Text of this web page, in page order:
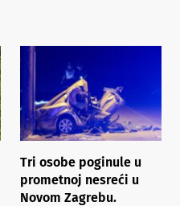
Tri osobe poginule u
prometnoj nesreći u
Novom Zagrebu.